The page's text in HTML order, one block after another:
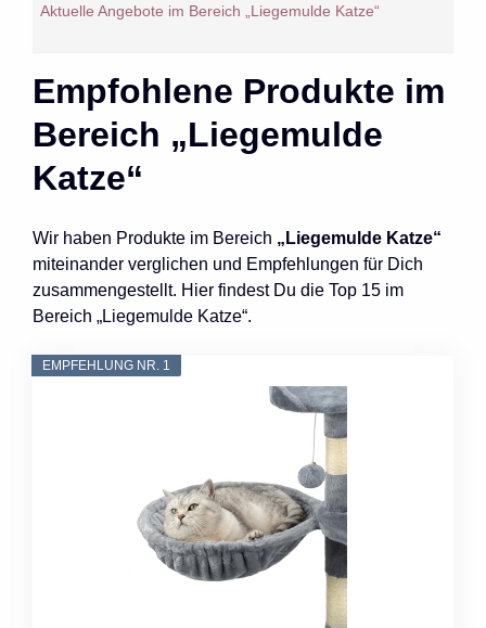
Aktuelle Angebote im Bereich „Liegemulde Katze“
Empfohlene Produkte im
Bereich „Liegemulde
Katze“
Wir haben Produkte im Bereich „Liegemulde Katze“
miteinander verglichen und Empfehlungen für Dich
zusammengestellt. Hier findest Du die Top 15 im
Bereich „Liegemulde Katze“.
EMPFEHLUNG NR. 1